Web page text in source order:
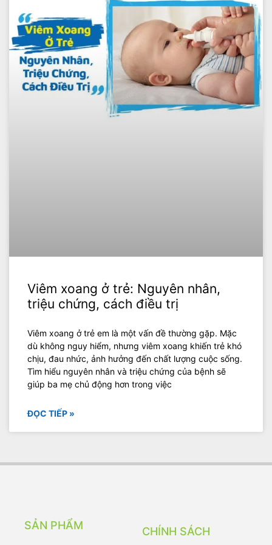
Viêm xoang ở trẻ: Nguyên nhân,
triệu chứng, cách điều trị
Viêm xoang ở trẻ em là một vấn đề thường gặp. Mặc
dù không nguy hiểm, nhưng viêm xoang khiến trẻ khó
chịu, đau nhức, ảnh hưởng đến chất lượng cuộc sống.
Tìm hiểu nguyên nhân và triệu chứng của bệnh sẽ
giúp ba mẹ chủ động hơn trong việc
ĐỌC TIẾP »
SẢN PHẨM CHÍNH SÁCH